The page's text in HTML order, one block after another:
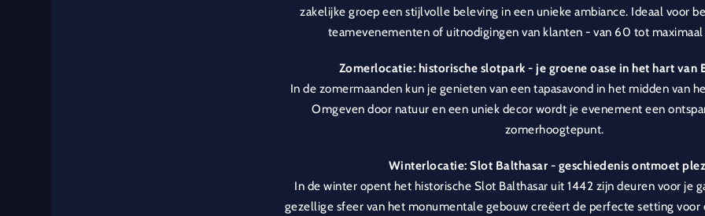
zakelijke groep een stijlvolle beleving in een unieke ambiance. Ideaal voor
teamevenementen of uitnodigingen van klanten - van 60 tot maximaal
Zomerlocatie: historische slotpark - je groene oase in het hart van
In de zomermaanden kun je genieten van een tapasavond in het midden van
Omgeven door natuur en een uniek decor wordt je evenement een
zomerhoogtepunt.
Winterlocatie: Slot Balthasar - geschiedenis ontmoet
In de winter opent het historische Slot Balthasar uit 1442 zijn deuren voor je
gezellige sfeer van het monumentale gebouw creëert de perfecte setting voor